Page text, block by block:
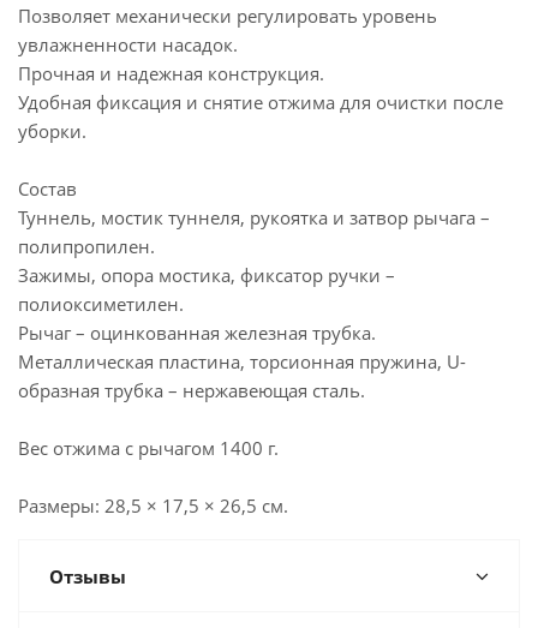
Позволяет механически регулировать уровень
увлажненности насадок.
Прочная и надежная конструкция.
Удобная фиксация и снятие отжима для очистки после
уборки.
Состав
Туннель, мостик туннеля, рукоятка и затвор рычага –
полипропилен.
Зажимы, опора мостика, фиксатор ручки –
полиоксиметилен.
Рычаг – оцинкованная железная трубка.
Металлическая пластина, торсионная пружина, U-
образная трубка – нержавеющая сталь.
Вес отжима с рычагом 1400 г.
Размеры: 28,5 × 17,5 × 26,5 см.
Отзывы